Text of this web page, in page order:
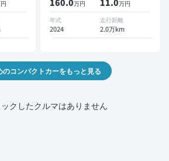
160.0万円 11.0万円
年式
2024
走行距離
2.0万km
のコンパクトカーをもっと見る
クしたクルマはありません